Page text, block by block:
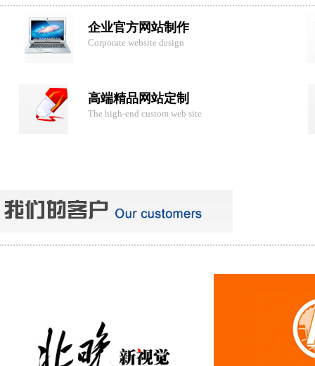
企业官方网站制作
Corporate website design
高端精品网站定制
The high-end custom web site